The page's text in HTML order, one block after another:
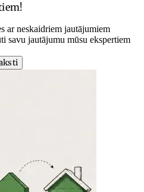
ar neskaidriem jautājumiem
savu jautājumu mūsu ekspertiem